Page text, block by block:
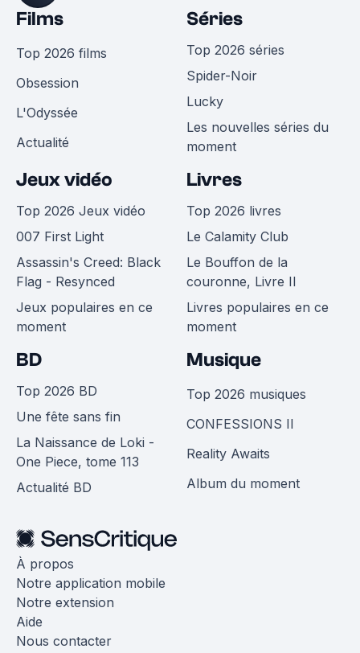
Films
Top 2026 films
Obsession
L'Odyssée
Actualité
Séries
Top 2026 séries
Spider-Noir
Lucky
Les nouvelles séries du
moment
Jeux vidéo
Top 2026 Jeux vidéo
007 First Light
Assassin's Creed: Black
Flag - Resynced
Jeux populaires en ce
moment
Livres
Top 2026 livres
Le Calamity Club
Le Bouffon de la
couronne, Livre II
Livres populaires en ce
moment
BD
Top 2026 BD
Une fête sans fin
La Naissance de Loki -
One Piece, tome 113
Actualité BD
Musique
Top 2026 musiques
CONFESSIONS II
Reality Awaits
Album du moment
À propos
Notre application mobile
Notre extension
Aide
Nous contacter